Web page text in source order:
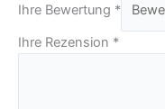
Ihre Bewertung *
Ihre Rezension *